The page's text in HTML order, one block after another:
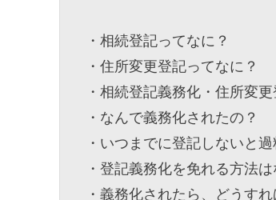
・相続登記ってなに？
・住所変更登記ってなに？
・相続登記義務化・住所変
・なんで義務化されたの？
・いつまでに登記しないと過
・登記義務化を免れる方法は
・義務化されたら、どうすれ